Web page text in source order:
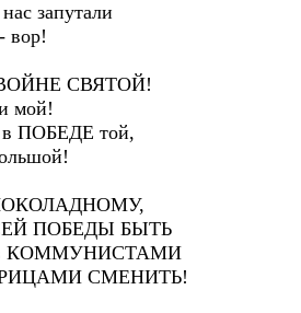
запутали
вор!
СВЯТОЙ!
мой!
в ПОБЕДЕ той,
ШОКОЛАДНОМУ,
ПОБЕДЫ БЫТЬ
КОММУНИСТАМИ
СМЕНИТЬ!